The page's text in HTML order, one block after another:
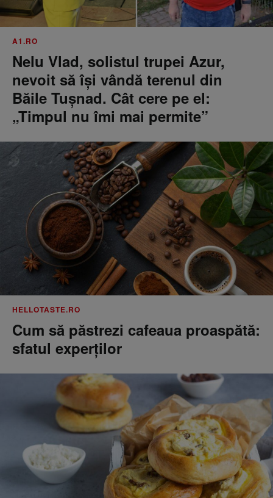
A1.RO
Nelu Vlad, solistul trupei Azur,
nevoit să își vândă terenul din
Băile Tușnad. Cât cere pe el:
„Timpul nu îmi mai permite”
HELLOTASTE.RO
Cum să păstrezi cafeaua proaspătă:
sfatul experților